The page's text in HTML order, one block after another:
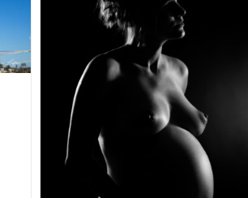
depuis leur mariage au Chateau du
Pouget en 2015. Les clients m'ont
contacté pour réaliser les photos
souvenir[...]